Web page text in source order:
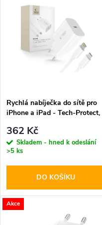
p
r
o
d
u
Abecedně
s
p
r
o
d
Rychlá nabíječka do sítě pro
iPhone a iPad - Tech-Protect,
362 Kč
Skladem - hned k odeslání
>5 ks
DO KOŠÍKU
Akce